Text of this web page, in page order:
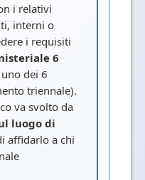
i relativi
interni o
i requisiti
6
dei 6
triennale).
va svolto da
luogo di
affidarlo a chi